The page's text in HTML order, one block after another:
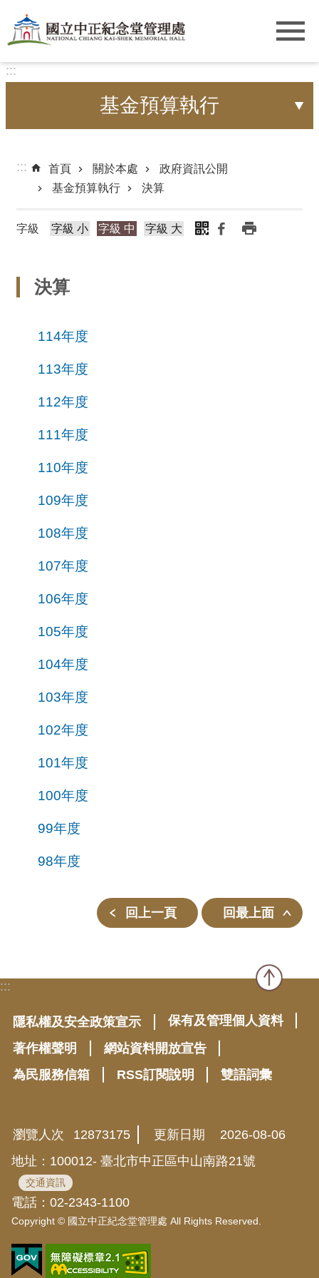
跳到主要內容區塊
:::
基金預算執行
::: 首頁 關於本處
政府資訊公開
基金預算執行
決算
字級 字級 小 字級 中 字級 大
決算
114年度
113年度
112年度
111年度
110年度
109年度
108年度
107年度
106年度
105年度
104年度
103年度
102年度
101年度
100年度
99年度
98年度
回上一頁 回最上面
:::
隱私權及安全政策宣示
保有及管理個人資料
著作權聲明
網站資料開放宣告
為民服務信箱
RSS訂閱說明 雙語詞彙
瀏覽人次 12873175 更新日期
2026-08-06
地址：100012- 臺北市中正區中山南路21號
交通資訊
電話：02-2343-1100
Copyright © 國立中正紀念堂管理處 All Rights Reserved.